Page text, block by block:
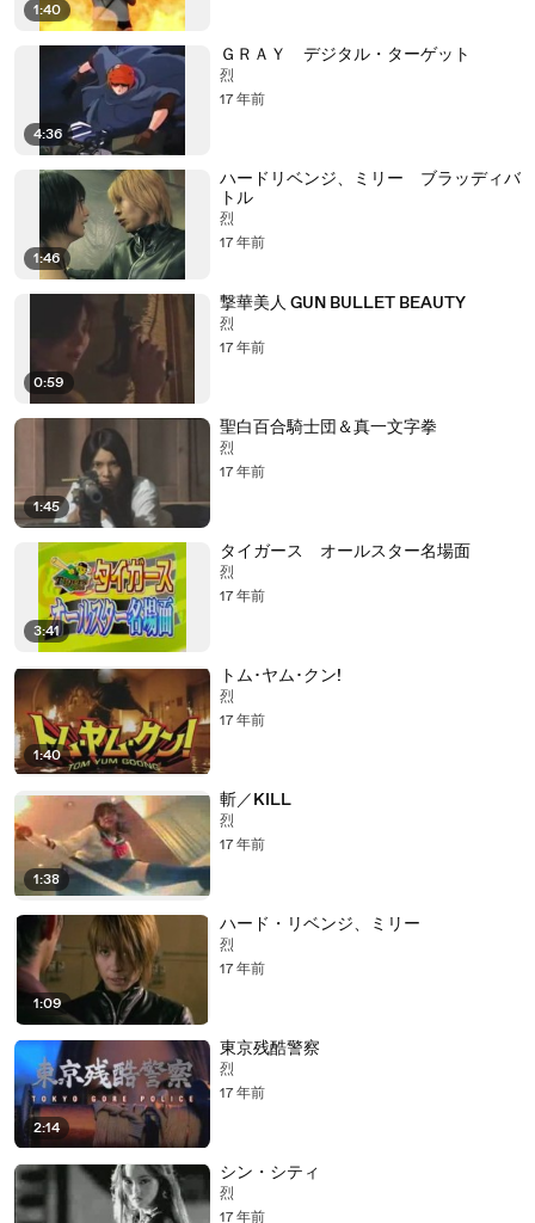
1:40
4:36
ＧＲＡＹ デジタル・ターゲット
烈
17 年前
1:46
ハードリベンジ、ミリー ブラッディバ
トル
烈
17 年前
0:59
撃華美人 GUN BULLET BEAUTY
烈
17 年前
1:45
聖白百合騎士団＆真一文字拳
烈
17 年前
3:41
タイガース オールスター名場面
烈
17 年前
1:40
トム･ヤム･クン!
烈
17 年前
1:38
斬／KILL
烈
17 年前
1:09
ハード・リベンジ、ミリー
烈
17 年前
2:14
東京残酷警察
烈
17 年前
シン・シティ
烈
17 年前